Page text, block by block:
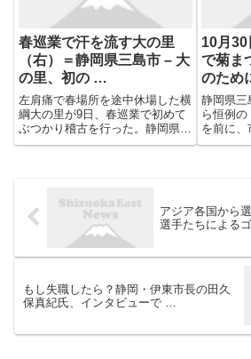
春巡業で汗を流す大の里
（右）＝静岡県三島市 – 大
の里、初の …
左肩痛で春場所を途中休場した横
綱大の里が9日、春巡業で初めて
ぶつかり稽古を行った。静岡県三
島市での興行で欧勝海に当たり、
10月30
で菊ま
のため
静岡県三
ら恒例
を前に、
れました
アジア各国から
選手たちによる
もし失職したら？静岡・伊東市長の田久
保真紀氏、インタビューで …